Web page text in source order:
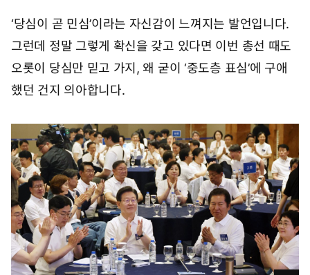
‘당심이 곧 민심’이라는 자신감이 느껴지는 발언입니다.
그런데 정말 그렇게 확신을 갖고 있다면 이번 총선 때도
오롯이 당심만 믿고 가지, 왜 굳이 ‘중도층 표심’에 구애
했던 건지 의아합니다.